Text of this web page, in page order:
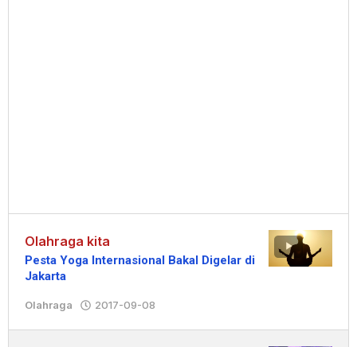
Olahraga kita
Pesta Yoga Internasional Bakal Digelar di
Jakarta
Olahraga 2017-09-08